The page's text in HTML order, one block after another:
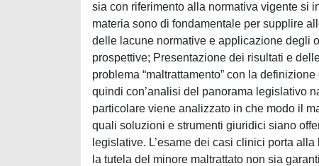
sia con riferimento alla normativa vigente si
materia sono di fondamentale per supplire
delle lacune normative e applicazione degli
prospettive; Presentazione dei risultati e
problema “maltrattamento” con la
quindi con’analisi del panorama legislativo
particolare viene analizzato in che modo il
quali soluzioni e strumenti giuridici siano
legislative. L’esame dei casi clinici porta
la tutela del minore maltrattato non sia